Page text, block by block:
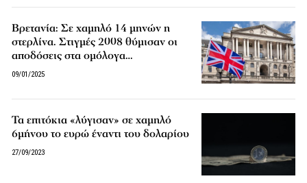
Βρετανία: Σε χαμηλό 14 μηνών η
στερλίνα. Στιγμές 2008 θύμισαν οι
αποδόσεις στα ομόλογα…
09/01/2025
Τα επιτόκια «λύγισαν» σε χαμηλό
6μήνου το ευρώ έναντι του δολαρίου
27/09/2023